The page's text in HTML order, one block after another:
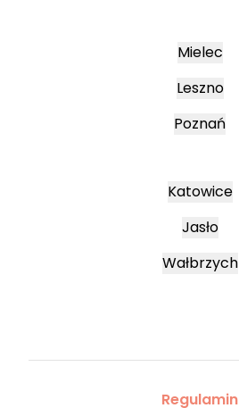
Mielec
Leszno
Poznań
Katowice
Jasło
Wałbrzych
Regulamin